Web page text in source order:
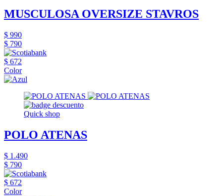
MUSCULOSA OVERSIZE STAVROS
$ 990
$ 790
$ 672
Color
Quick shop
POLO ATENAS
$ 1.490
$ 790
$ 672
Color